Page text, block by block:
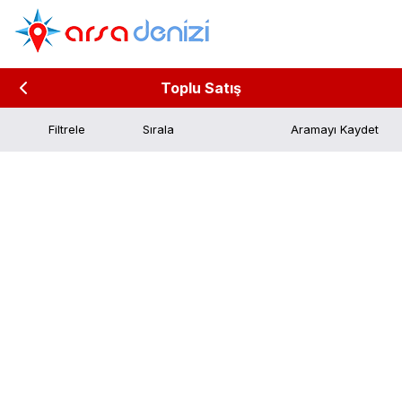
Toplu Satış
Filtrele Aramayı Kaydet